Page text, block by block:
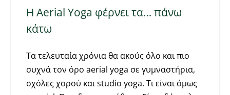
Η Aerial Υoga φέρνει τα… πάνω
κάτω
Tα τελευταία χρόνια θα ακούς όλο και πιο
συχνά τον όρο aerial yoga σε γυμναστήρια,
σχόλες χορού και studio yoga. Τι είναι όμως